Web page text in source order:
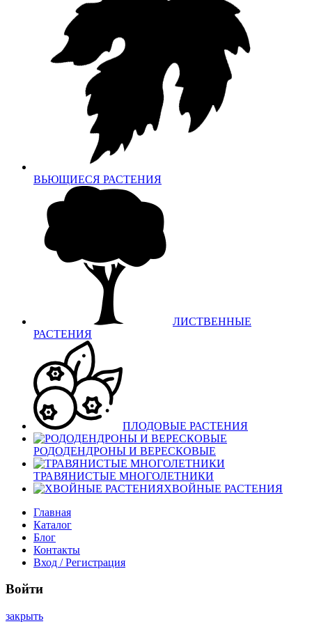
ВЬЮЩИЕСЯ РАСТЕНИЯ
ЛИСТВЕННЫЕ
РАСТЕНИЯ
ПЛОДОВЫЕ РАСТЕНИЯ
РОДОДЕНДРОНЫ И ВЕРЕСКОВЫЕ
ТРАВЯНИСТЫЕ МНОГОЛЕТНИКИ
ХВОЙНЫЕ РАСТЕНИЯ
Главная
Каталог
Блог
Контакты
Вход / Регистрация
Войти
закрыть